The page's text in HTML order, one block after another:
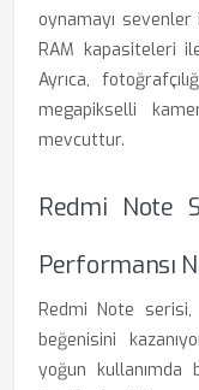
oynamayı
RAM kapasiteleri
Ayrıca,
megapikselli
mevcuttur.
Redmi Note
Performansı
Redmi Note serisi,
beğenisini
yoğun kullanımda